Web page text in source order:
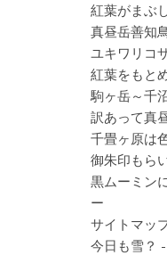
紅葉がまぶ
真昼岳善知
ユキワリコ
紅葉をもと
駒ヶ岳～千
訳あって真
千畳ヶ原は
御朱印もら
黒ムーミン
ー
サイトマッ
今日も雪？